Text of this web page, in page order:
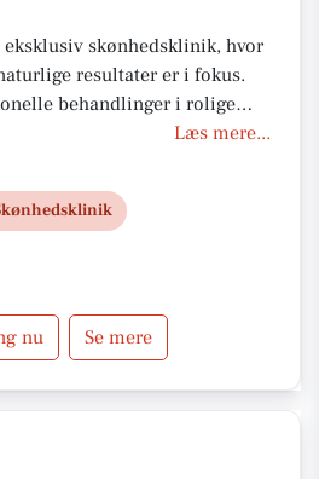
eksklusiv skønhedsklinik, hvor
resultater er i fokus.
behandlinger i rolige
service og høj faglighed.
Læs mere...
nu Se mere